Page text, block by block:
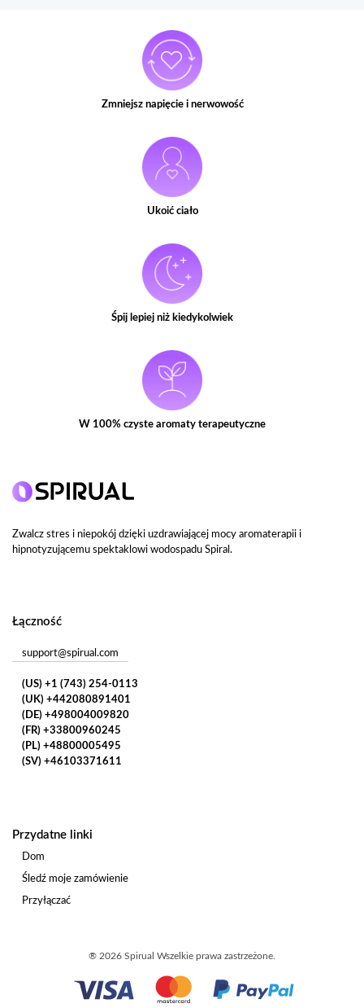
Zmniejsz napięcie i nerwowość
Ukoić ciało
Śpij lepiej niż kiedykolwiek
W 100% czyste aromaty terapeutyczne
Zwalcz stres i niepokój dzięki uzdrawiającej mocy aromaterapii i
hipnotyzującemu spektaklowi wodospadu Spiral.
Łączność
support@spirual.com
(US) +1 (743) 254-0113
(UK) +442080891401
(DE) +498004009820
(FR) +33800960245
(PL) +48800005495
(SV) +46103371611
Przydatne linki
Dom
Śledź moje zamówienie
Przyłączać
® 2026 Spirual Wszelkie prawa zastrzeżone.